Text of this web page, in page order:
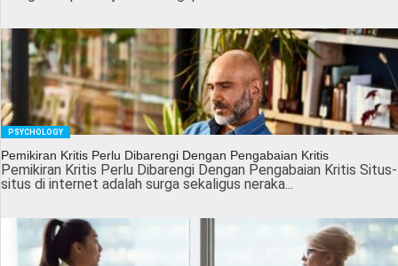
PSYCHOLOGY
Pemikiran Kritis Perlu Dibarengi Dengan Pengabaian Kritis
Pemikiran Kritis Perlu Dibarengi Dengan Pengabaian Kritis Situs-
situs di internet adalah surga sekaligus neraka...